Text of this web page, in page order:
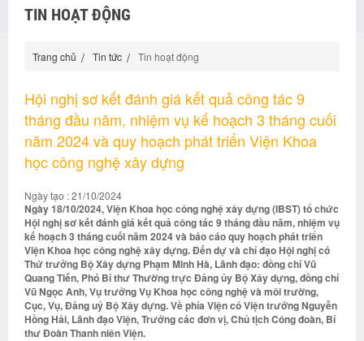
TIN HOẠT ĐỘNG
Trang chủ Tin tức Tin hoạt động
Hội nghị sơ kết đánh giá kết quả công tác 9
tháng đầu năm, nhiệm vụ kế hoạch 3 tháng cuối
năm 2024 và quy hoạch phát triển Viện Khoa
học công nghệ xây dựng
Ngày tạo : 21/10/2024
Ngày 18/10/2024, Viện Khoa học công nghệ xây dựng (IBST) tổ chức
Hội nghị sơ kết đánh giá kết quả công tác 9 tháng đầu năm, nhiệm vụ
kế hoạch 3 tháng cuối năm 2024 và báo cáo quy hoạch phát triển
Viện Khoa học công nghệ xây dựng. Đến dự và chỉ đạo Hội nghị có
Thứ trưởng Bộ Xây dựng Phạm Minh Hà, Lãnh đạo: đồng chí Vũ
Quang Tiến, Phó Bí thư Thường trực Đảng ủy Bộ Xây dựng, đồng chí
Vũ Ngọc Anh, Vụ trưởng Vụ Khoa học công nghệ và môi trường,
Cục, Vụ, Đảng uỷ Bộ Xây dựng. Về phía Viện có Viện trưởng Nguyễn
Hồng Hải, Lãnh đạo Viện, Trưởng các đơn vị, Chủ tịch Công đoàn, Bí
thư Đoàn Thanh niên Viện.